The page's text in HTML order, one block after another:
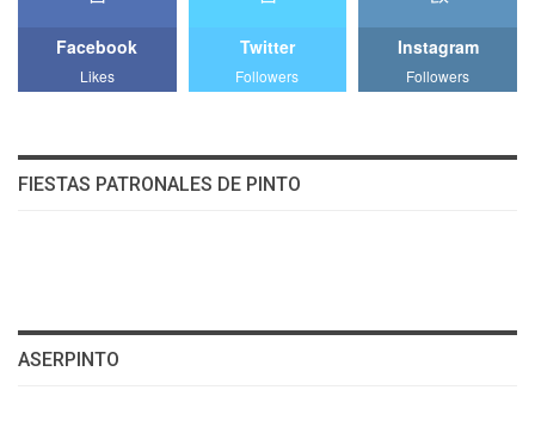
Facebook
Likes
Twitter
Followers
Instagram
Followers
FIESTAS PATRONALES DE PINTO
ASERPINTO